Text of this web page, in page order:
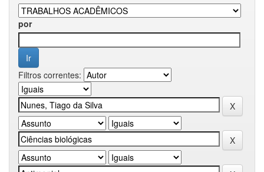
por
Filtros correntes: